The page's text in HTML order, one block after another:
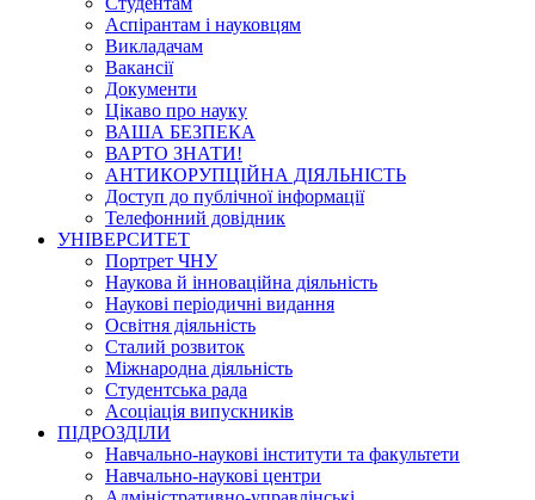
Аспірантам і науковцям
Викладачам
Вакансії
Документи
Цікаво про науку
ВАША БЕЗПЕКА
ВАРТО ЗНАТИ!
АНТИКОРУПЦІЙНА ДІЯЛЬНІСТЬ
Доступ до публічної інформації
Телефонний довідник
УНІВЕРСИТЕТ
Портрет ЧНУ
Наукова й інноваційна діяльність
Наукові періодичні видання
Освітня діяльність
Сталий розвиток
Міжнародна діяльність
Студентська рада
Асоціація випускників
ПІДРОЗДІЛИ
Навчально-наукові інститути та факультети
Навчально-наукові центри